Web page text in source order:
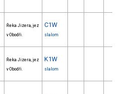
Řeka Jizera, jez
v Obodři.
C1W
slalom
Řeka Jizera, jez
v Obodři.
K1W
slalom